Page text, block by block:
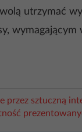
utrzymać
wymagającym
przez sztuczną